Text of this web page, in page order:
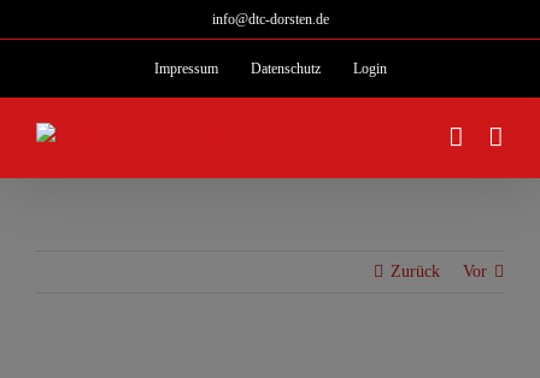
Inhalt
info@dtc-dorsten.de
Impressum Datenschutz Login
Zurück Vor